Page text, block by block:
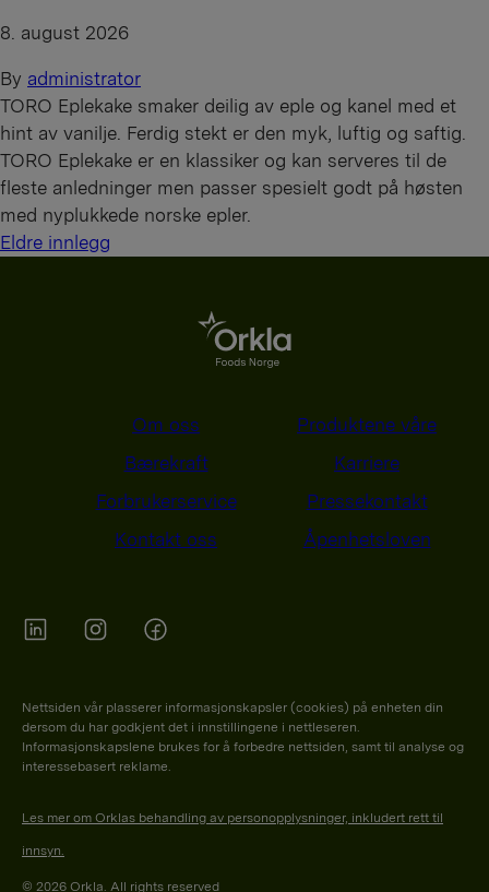
8. august 2026
By administrator
TORO Eplekake smaker deilig av eple og kanel med et
hint av vanilje. Ferdig stekt er den myk, luftig og saftig.
TORO Eplekake er en klassiker og kan serveres til de
fleste anledninger men passer spesielt godt på høsten
med nyplukkede norske epler.
I
Eldre innlegg
Om oss
Produktene våre
Bærekraft
Karriere
Forbrukerservice
Pressekontakt
Kontakt oss
Åpenhetsloven
Nettsiden vår plasserer informasjonskapsler (cookies) på enheten din
dersom du har godkjent det i innstillingene i nettleseren.
Informasjonskapslene brukes for å forbedre nettsiden, samt til analyse og
interessebasert reklame.
Les mer om Orklas behandling av personopplysninger, inkludert rett til
innsyn.
© 2026 Orkla. All rights reserved